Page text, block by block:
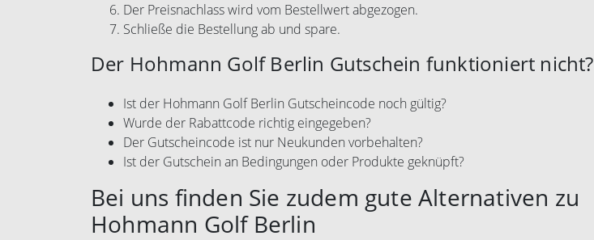
Der Preisnachlass wird vom Bestellwert abgezogen.
Schließe die Bestellung ab und spare.
Der Hohmann Golf Berlin Gutschein funktioniert nicht?
Ist der Hohmann Golf Berlin Gutscheincode noch gültig?
Wurde der Rabattcode richtig eingegeben?
Der Gutscheincode ist nur Neukunden vorbehalten?
Ist der Gutschein an Bedingungen oder Produkte geknüpft?
Bei uns finden Sie zudem gute Alternativen zu
Hohmann Golf Berlin